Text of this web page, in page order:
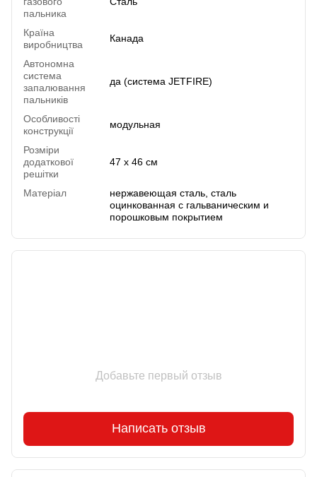
пальника
Країна
виробництва
Канада
Автономна
система
запалювання
пальників
да (система JETFIRE)
Особливості
конструкції
модульная
Розміри
додаткової
решітки
47 х 46 см
Матеріал
нержавеющая сталь, сталь
оцинкованная с гальваническим и
порошковым покрытием
Добавьте первый отзыв
Написать отзыв